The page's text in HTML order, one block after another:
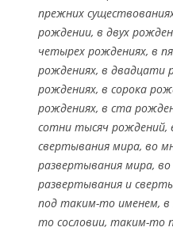
прежних
рождении, в двух
четырех рождениях, в
рождениях, в двадцати
рождениях, в сорока
рождениях, в ста
сотни тысяч рождений,
свертывания мира, во
развертывания мира, во
развертывания и
под таким-то именем,
то сословии, таким-то